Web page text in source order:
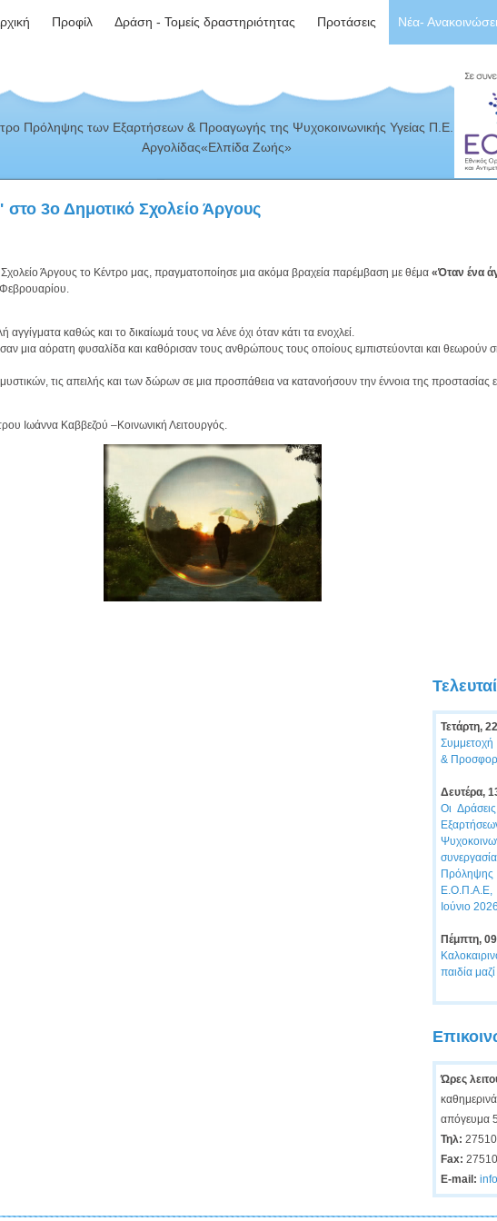
Προφίλ Δράση - Τομείς δραστηριότητας Προτάσεις Νέα-
Πρόληψης των Εξαρτήσεων & Προαγωγής της Ψυχοκοινωνικής Υγείας Π.Ε.
Αργολίδας«Ελπίδα Ζωής»
στο 3ο Δημοτικό Σχολείο Άργους
Άργους το Κέντρο μας, πραγματοποίησε μια ακόμα βραχεία παρέμβαση με θέμα «Όταν ένα
καθώς και το δικαίωμά τους να λένε όχι όταν κάτι τα ενοχλεί.
μια αόρατη φυσαλίδα και καθόρισαν τους ανθρώπους τους οποίους εμπιστεύονται και θεωρούν
τις απειλής και των δώρων σε μια προσπάθεια να κατανοήσουν την έννοια της προστασίας
Ιωάννα Καββεζού –Κοινωνική Λειτουργός.
Τετάρτη,
&
Δευτέρα,
Οι
Πρόληψης
Ε.Ο.Π.Α.Ε,
Ιούνιο 2026
Πέμπτη,
παιδία
Ώρες
απόγευμα
Τηλ:
Fax:
E-mail: